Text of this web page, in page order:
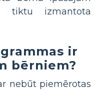
izmantota
ir
bērniem?
nebūt piemērotas